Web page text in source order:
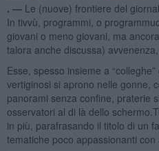
. — Le (nuove) frontiere del
In tivvù, programmi, o
giovani o meno giovani, ma
talora anche discussa)
Esse, spesso insieme a
vertiginosi si aprono nelle gonne,
panorami senza confine, praterie
osservatori al di là dello
in più, parafrasando il titolo di un
tematiche poco appassionanti con